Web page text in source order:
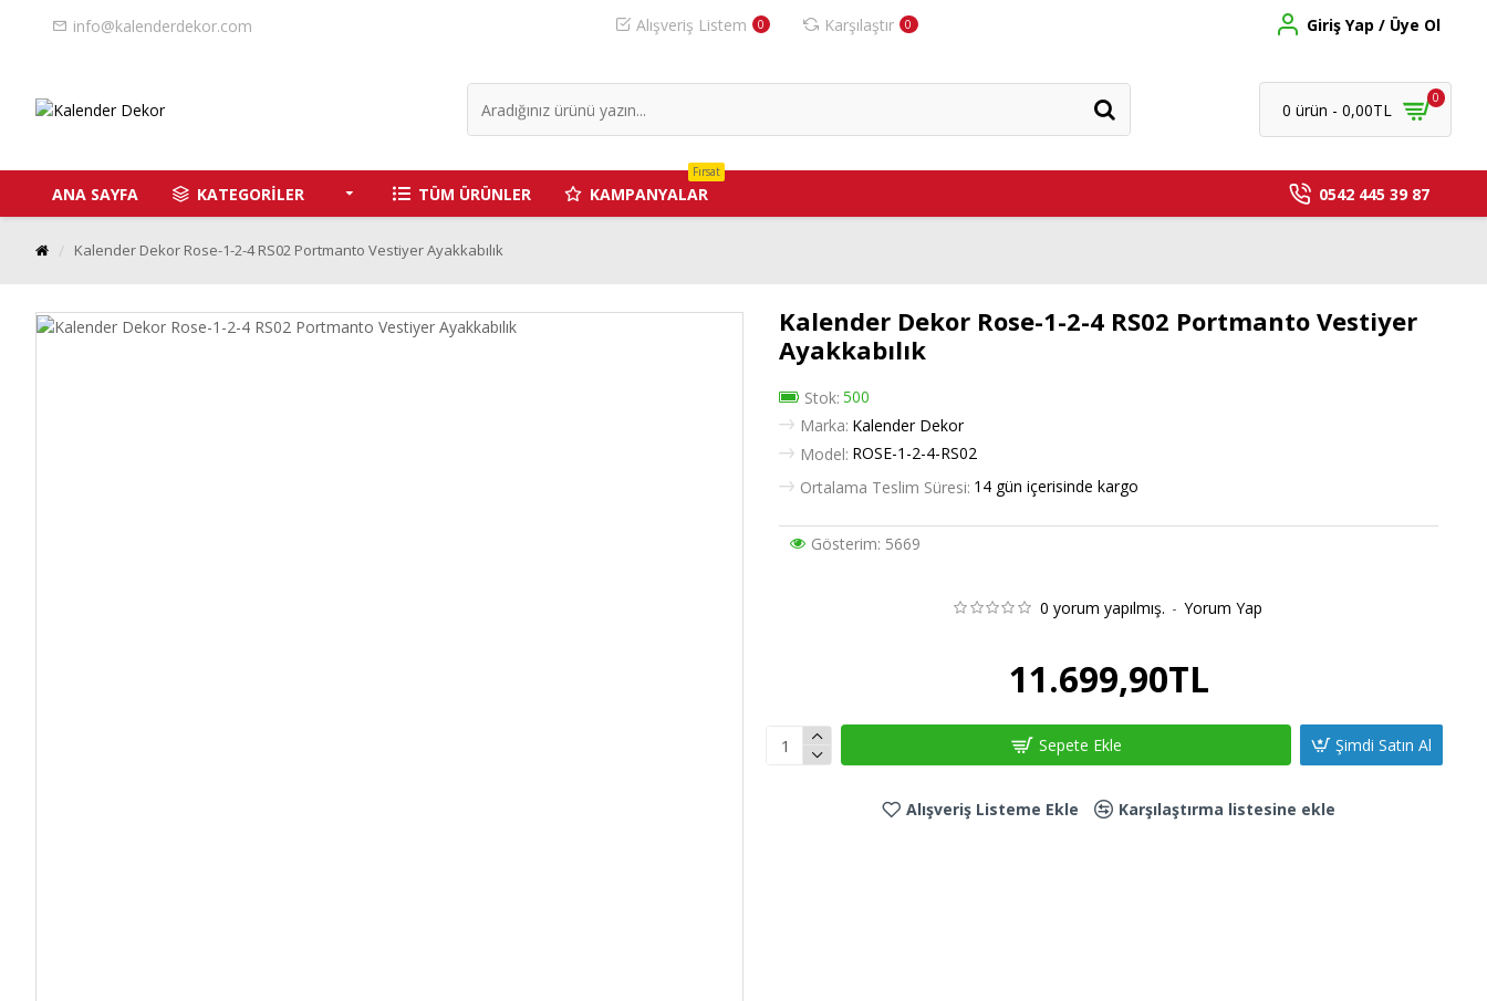
info@kalenderdekor.com Alışveriş Listem 0 Karşılaştır 0 Giriş Yap / Üye Ol
0 ürün - 0,00TL
0
ANA SAYFA KATEGORİLER TÜM ÜRÜNLER KAMPANYALAR
Fırsat
0542 445 39 87
Kalender Dekor Rose-1-2-4 RS02 Portmanto Vestiyer Ayakkabılık
Kalender Dekor Rose-1-2-4 RS02 Portmanto Vestiyer
Ayakkabılık
Stok: 500
Marka: Kalender Dekor
Model: ROSE-1-2-4-RS02
Ortalama Teslim Süresi: 14 gün içerisinde kargo
Gösterim: 5669
0 yorum yapılmış. - Yorum Yap
11.699,90TL
Sepete Ekle Şimdi Satın Al
Alışveriş Listeme Ekle Karşılaştırma listesine ekle